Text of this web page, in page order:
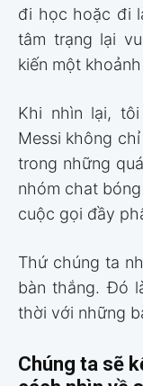
đi học hoặc đi
tâm trạng lại
kiến một
Khi nhìn lại,
Messi không
trong những
nhóm chat
cuộc gọi đầy
Thứ chúng ta
bàn thắng. Đó
thời với những
Chúng ta sẽ